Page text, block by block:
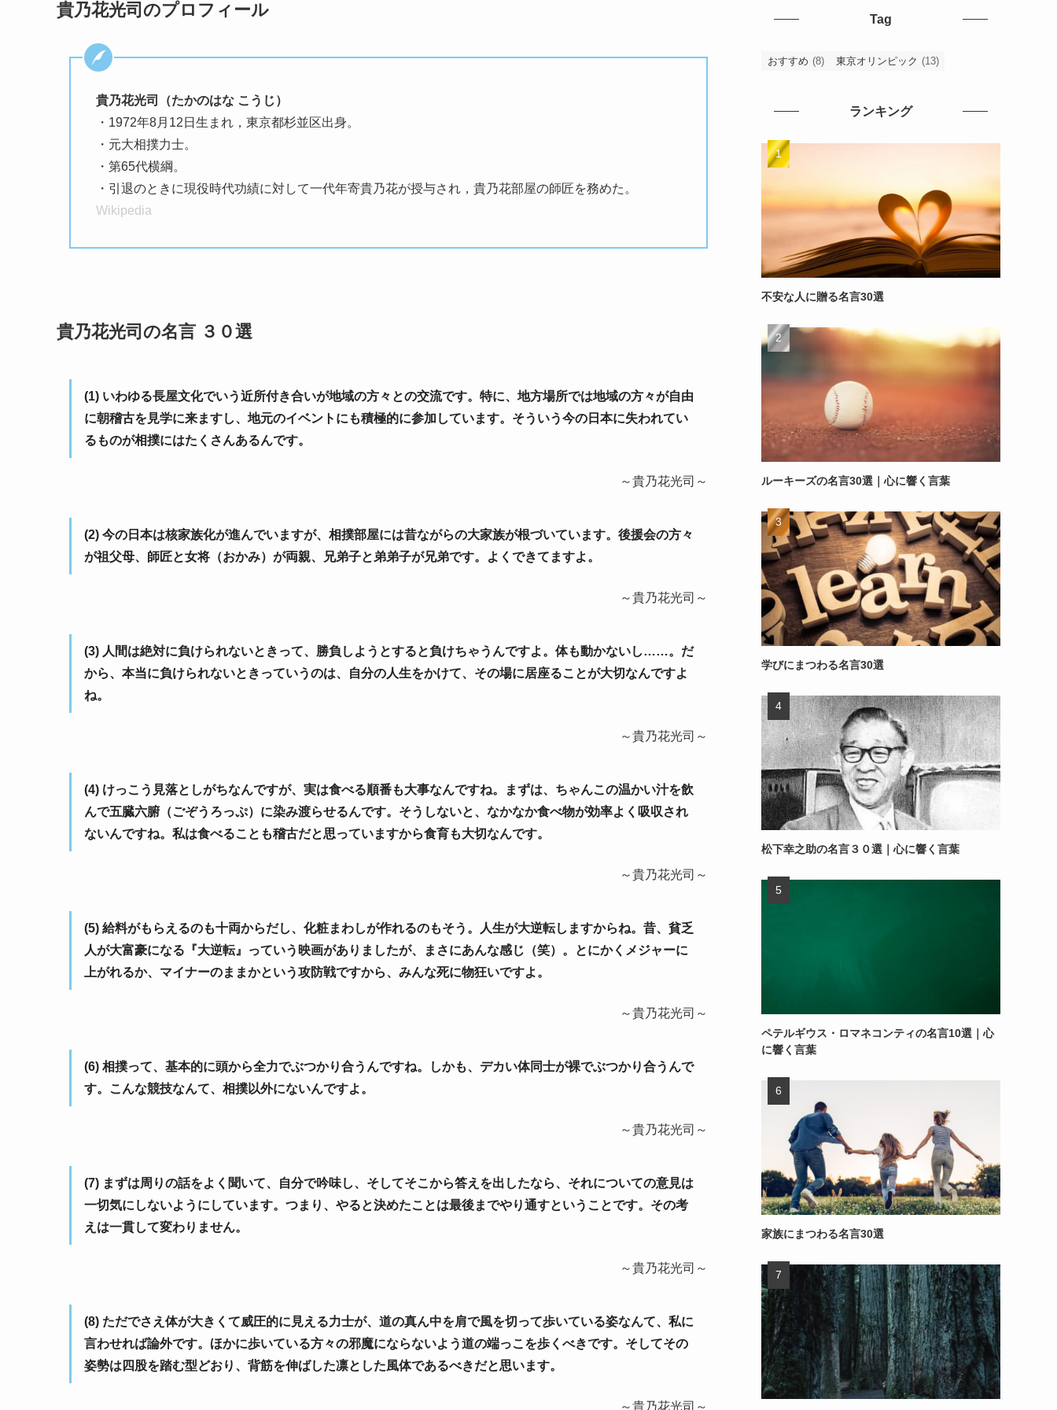
貴乃花光司のプロフィール
貴乃花光司（たかのはな こうじ）
・1972年8月12日生まれ，東京都杉並区出身。
・元大相撲力士。
・第65代横綱。
・引退のときに現役時代功績に対して一代年寄貴乃花が授与され，貴乃花部屋の師匠を務めた。
Wikipedia
貴乃花光司の名言 ３０選
(1) いわゆる長屋文化でいう近所付き合いが地域の方々との交流です。特に、地方場所では地域の方々が自由
に朝稽古を見学に来ますし、地元のイベントにも積極的に参加しています。そういう今の日本に失われてい
るものが相撲にはたくさんあるんです。
～貴乃花光司～
(2) 今の日本は核家族化が進んでいますが、相撲部屋には昔ながらの大家族が根づいています。後援会の方々
が祖父母、師匠と女将（おかみ）が両親、兄弟子と弟弟子が兄弟です。よくできてますよ。
～貴乃花光司～
(3) 人間は絶対に負けられないときって、勝負しようとすると負けちゃうんですよ。体も動かないし……。だ
から、本当に負けられないときっていうのは、自分の人生をかけて、その場に居座ることが大切なんですよ
ね。
～貴乃花光司～
(4) けっこう見落としがちなんですが、実は食べる順番も大事なんですね。まずは、ちゃんこの温かい汁を飲
んで五臓六腑（ごぞうろっぷ）に染み渡らせるんです。そうしないと、なかなか食べ物が効率よく吸収され
ないんですね。私は食べることも稽古だと思っていますから食育も大切なんです。
～貴乃花光司～
(5) 給料がもらえるのも十両からだし、化粧まわしが作れるのもそう。人生が大逆転しますからね。昔、貧乏
人が大富豪になる『大逆転』っていう映画がありましたが、まさにあんな感じ（笑）。とにかくメジャーに
上がれるか、マイナーのままかという攻防戦ですから、みんな死に物狂いですよ。
～貴乃花光司～
(6) 相撲って、基本的に頭から全力でぶつかり合うんですね。しかも、デカい体同士が裸でぶつかり合うんで
す。こんな競技なんて、相撲以外にないんですよ。
～貴乃花光司～
(7) まずは周りの話をよく聞いて、自分で吟味し、そしてそこから答えを出したなら、それについての意見は
一切気にしないようにしています。つまり、やると決めたことは最後までやり通すということです。その考
えは一貫して変わりません。
～貴乃花光司～
(8) ただでさえ体が大きくて威圧的に見える力士が、道の真ん中を肩で風を切って歩いている姿なんて、私に
言わせれば論外です。ほかに歩いている方々の邪魔にならないよう道の端っこを歩くべきです。そしてその
姿勢は四股を踏む型どおり、背筋を伸ばした凛とした風体であるべきだと思います。
～貴乃花光司～
Tag
おすすめ (8) 東京オリンピック (13)
ランキング
不安な人に贈る名言30選
ルーキーズの名言30選｜心に響く言葉
学びにまつわる名言30選
松下幸之助の名言３０選｜心に響く言葉
ペテルギウス・ロマネコンティの名言10選｜心
に響く言葉
家族にまつわる名言30選